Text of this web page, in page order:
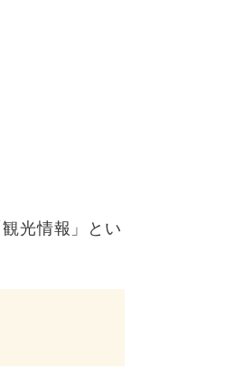
光情報」とい